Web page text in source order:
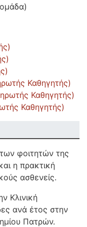
Καθηγητής)
Καθηγητής)
Καθηγητής)
φοιτητών της
η πρακτική
ασθενείς.
Κλινική
ανά έτος στην
Πατρών.